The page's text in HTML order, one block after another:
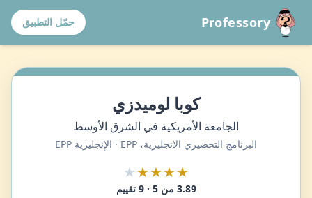
Professory حمّل التطبيق
كوبا لوميدزي
الجامعة الأمريكية في الشرق الأوسط
البرنامج التحضيري الانجليزية، EPP · الإنجليزية EPP
★★★★
★
3.89 من 5 · 9 تقييم